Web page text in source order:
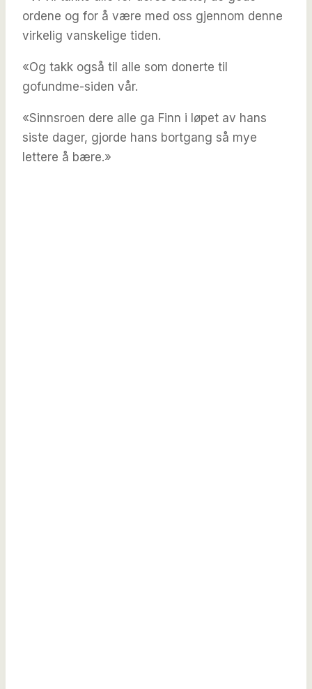
ordene og for å være med oss ​​gjennom denne
virkelig vanskelige tiden.
«Og takk også til alle som donerte til
gofundme-siden vår.
«Sinnsroen dere alle ga Finn i løpet av hans
siste dager, gjorde hans bortgang så mye
lettere å bære.»